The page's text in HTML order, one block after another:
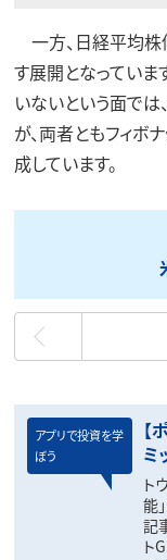
一方、日経平均
す展開となっていま
いないという面で
が、両者ともフィボ
成しています。
最初
アプリで投資を学
ぼう
【
ミ
ト
能
記
ト